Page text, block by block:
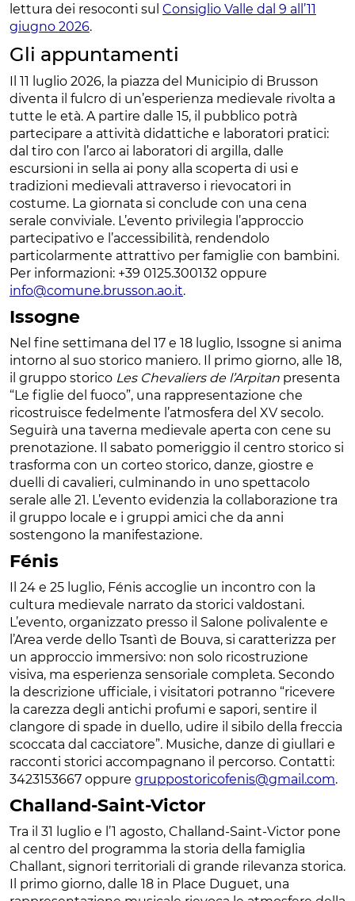
lettura dei resoconti sul Consiglio Valle dal 9 all’11
giugno 2026.
Gli appuntamenti
Il 11 luglio 2026, la piazza del Municipio di Brusson
diventa il fulcro di un’esperienza medievale rivolta a
tutte le età. A partire dalle 15, il pubblico potrà
partecipare a attività didattiche e laboratori pratici:
dal tiro con l’arco ai laboratori di argilla, dalle
escursioni in sella ai pony alla scoperta di usi e
tradizioni medievali attraverso i rievocatori in
costume. La giornata si conclude con una cena
serale conviviale. L’evento privilegia l’approccio
partecipativo e l’accessibilità, rendendolo
particolarmente attrattivo per famiglie con bambini.
Per informazioni: +39 0125.300132 oppure
info@comune.brusson.ao.it.
Issogne
Nel fine settimana del 17 e 18 luglio, Issogne si anima
intorno al suo storico maniero. Il primo giorno, alle 18,
il gruppo storico Les Chevaliers de l’Arpitan presenta
“Le figlie del fuoco”, una rappresentazione che
ricostruisce fedelmente l’atmosfera del XV secolo.
Seguirà una taverna medievale aperta con cene su
prenotazione. Il sabato pomeriggio il centro storico si
trasforma con un corteo storico, danze, giostre e
duelli di cavalieri, culminando in uno spettacolo
serale alle 21. L’evento evidenzia la collaborazione tra
il gruppo locale e i gruppi amici che da anni
sostengono la manifestazione.
Fénis
Il 24 e 25 luglio, Fénis accoglie un incontro con la
cultura medievale narrato da storici valdostani.
L’evento, organizzato presso il Salone polivalente e
l’Area verde dello Tsantì de Bouva, si caratterizza per
un approccio immersivo: non solo ricostruzione
visiva, ma esperienza sensoriale completa. Secondo
la descrizione ufficiale, i visitatori potranno “ricevere
la carezza degli antichi profumi e sapori, sentire il
clangore di spade in duello, udire il sibilo della freccia
scoccata dal cacciatore”. Musiche, danze di giullari e
racconti storici accompagnano il percorso. Contatti:
3423153667 oppure gruppostoricofenis@gmail.com.
Challand-Saint-Victor
Tra il 31 luglio e l’1 agosto, Challand-Saint-Victor pone
al centro del programma la storia della famiglia
Challant, signori territoriali di grande rilevanza storica.
Il primo giorno, dalle 18 in Place Duguet, una